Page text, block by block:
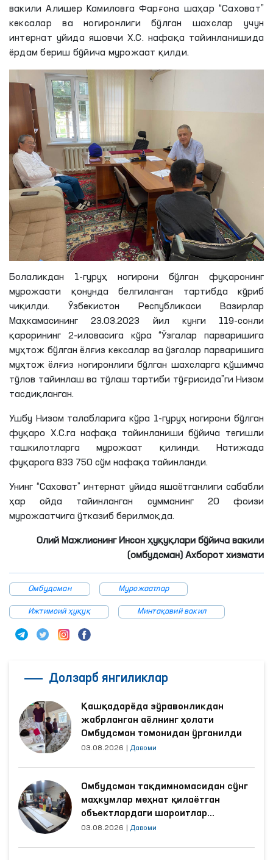
вакили Алишер Камиловга Фарғона шаҳар “Саховат”
кексалар ва ногиронлиги бўлган шахслар учун
интернат уйида яшовчи Х.С. нафақа тайинланишида
ёрдам бериш бўйича мурожаат қилди.
Болаликдан 1-гуруҳ ногирони бўлган фуқаронинг
мурожаати қонунда белгиланган тартибда кўриб
чиқилди. Ўзбекистон Республикаси Вазирлар
Маҳкамасининг 23.03.2023 йил кунги 119-сонли
қарорининг 2-иловасига кўра “Ўзгалар парваришига
муҳтож бўлган ёлғиз кексалар ва ўзгалар парваришига
муҳтож ёлғиз ногиронлиги бўлган шахсларга қўшимча
тўлов тайинлаш ва тўлаш тартиби тўғрисида”ги Низом
тасдиқланган.
Ушбу Низом талабларига кўра 1-гуруҳ ногирони бўлган
фуқаро Х.С.га нафақа тайинланиши бўйича тегишли
ташкилотларга мурожаат қилинди. Натижада
фуқарога 833 750 сўм нафақа тайинланди.
Унинг “Саховат” интернат уйидаяшаётганлиги сабабли
ҳар ойда тайинланган сумманинг 20 фоизи
мурожаатчига ўтказиб берилмоқда.
Олий Мажлиснинг Инсон ҳуқуқлари бўйича вакили
(омбудсман) Ахборот хизмати
Омбудсман Мурожаатлар
Ижтимоий ҳуқуқ Минтақавий вакил
Долзарб янгиликлар
Қашқадарёда зўравонликдан
жабрланган аёлнинг ҳолати
Омбудсман томонидан ўрганилди
03.08.2026 Давоми
Омбудсман тақдимномасидан сўнг
маҳкумлар меҳнат қилаётган
объектлардаги шароитлар
яхшиланди
03.08.2026 Давоми